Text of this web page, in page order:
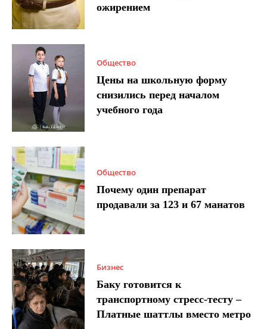
ожирением
Общество
Цены на школьную форму
снизились перед началом
учебного года
Общество
Почему один препарат
продавали за 123 и 67 манатов
Бизнес
Баку готовится к
транспортному стресс-тесту –
Платные шаттлы вместо метро